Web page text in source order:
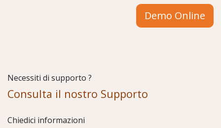
Demo Online
Necessiti di supporto ?
Consulta il nostro Supporto
Chiedici informazioni